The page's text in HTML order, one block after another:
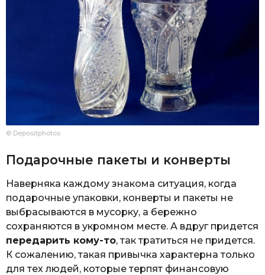
© Depositphotos
Подарочные пакеты и конверты
Наверняка каждому знакома ситуация, когда
подарочные упаковки, конверты и пакеты не
выбрасываются в мусорку, а бережно
сохраняются в укромном месте. А вдруг придется
передарить кому-то, так тратиться не придется.
К сожалению, такая привычка характерна только
для тех людей, которые терпят финансовую